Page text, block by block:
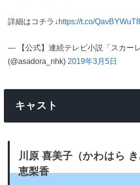
詳細はコチラ↓https://t.co/
— 【公式】連続テレビ小説「スカーレ
(@asadora_nhk) 2019年3月5日
キャスト
川原 喜美子（かわはら
恵梨香